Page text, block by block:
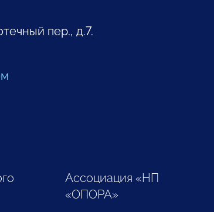
пер., д.7.
Ассоциация «НП
«ОПОРА»